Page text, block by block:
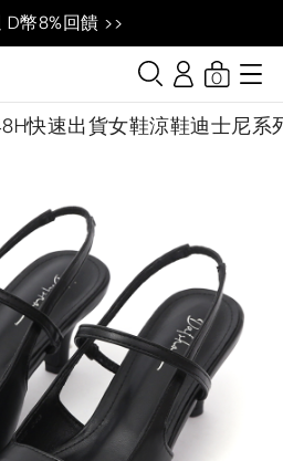
D幣8%回饋 >>
快速出貨女鞋涼鞋迪士尼系
0